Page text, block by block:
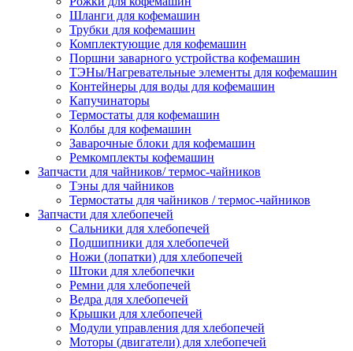
Шланги для кофемашин
Трубки для кофемашин
Комплектующие для кофемашин
Поршни заварного устройства кофемашин
ТЭНы/Нагревательные элементы для кофемашин
Контейнеры для воды для кофемашин
Капучинаторы
Термостаты для кофемашин
Колбы для кофемашин
Заварочные блоки для кофемашин
Ремкомплекты кофемашин
Запчасти для чайников/ термос-чайников
Тэны для чайников
Термостаты для чайников / термос-чайников
Запчасти для хлебопечей
Сальники для хлебопечей
Подшипники для хлебопечей
Ножи (лопатки) для хлебопечей
Штоки для хлебопечки
Ремни для хлебопечей
Ведра для хлебопечей
Крышки для хлебопечей
Модули управления для хлебопечей
Моторы (двигатели) для хлебопечей